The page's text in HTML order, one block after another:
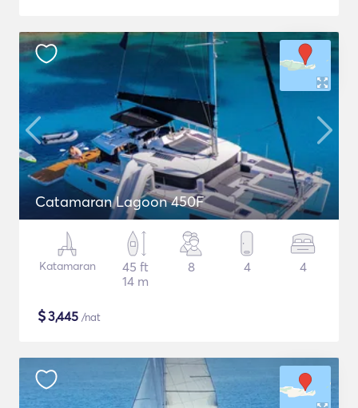
Catamaran Lagoon 450F
Katamaran
45 ft
14 m
8 4 4
$3,445 /nat